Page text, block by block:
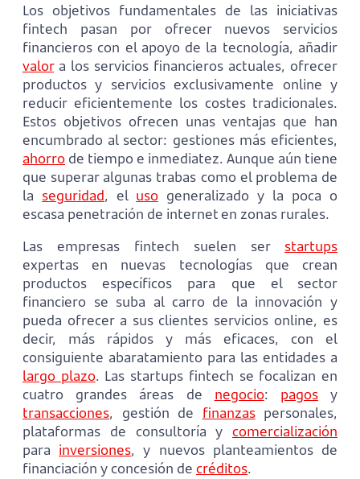
Los objetivos fundamentales de las iniciativas
fintech pasan por ofrecer nuevos servicios
financieros con el apoyo de la tecnología, añadir
valora los servicios financieros actuales, ofrecer
productos y servicios exclusivamente online y
reducir eficientemente los costes tradicionales.
Estos objetivos ofrecen unas ventajas que han
encumbrado al sector: gestiones más eficientes,
ahorro de tiempo e inmediatez. Aunque aún tiene
que superar algunas trabas como el problema de
la seguridad, el uso generalizado y la poca o
escasa penetración de internet en zonas rurales.
Las empresas fintech suelen ser startups
expertas en nuevas tecnologías que crean
productos específicos para que el sector
financiero se suba al carro de la innovación y
pueda ofrecer a sus clientes servicios online, es
decir, más rápidos y más eficaces, con el
consiguiente abaratamiento para las entidades a
largo plazo. Las startups fintech se focalizan en
cuatro grandes áreas de negocio: pagosy
transacciones, gestión de finanzaspersonales,
plataformas de consultoría y comercialización
para inversiones, y nuevos planteamientos de
financiación y concesión de créditos.